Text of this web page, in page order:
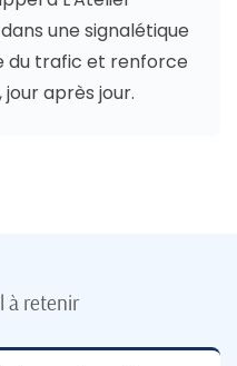
une signalétique
du trafic et renforce
après jour.
à retenir